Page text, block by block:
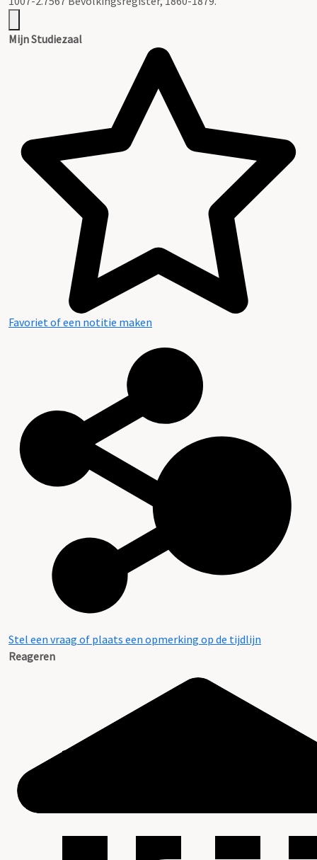
Mijn Studiezaal
Favoriet of een notitie maken
Stel een vraag of plaats een opmerking op de tijdlijn
Reageren